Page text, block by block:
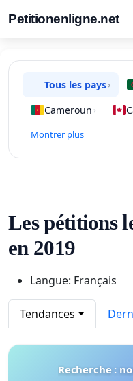
Petitionenligne.net
Tous les pays›
Cameroun ›
Montrer plus
Les pétitions
en 2019
Langue: Français
Tendances
Recherche :